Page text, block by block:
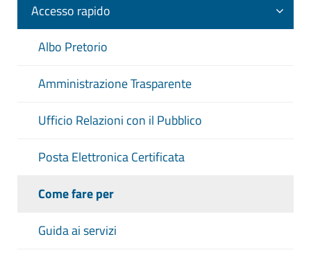
Accesso rapido
Albo Pretorio
Amministrazione Trasparente
Ufficio Relazioni con il Pubblico
Posta Elettronica Certificata
Come fare per
Guida ai servizi